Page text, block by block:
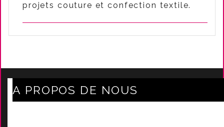
projets couture et confection textile.
A PROPOS DE NOUS